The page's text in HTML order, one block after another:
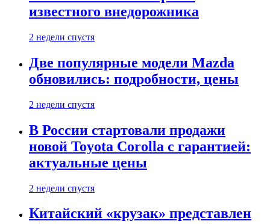
известного внедорожника
2 недели спустя
Две популярные модели Mazda
обновились: подробности, цены
2 недели спустя
В России стартовали продажи
новой Toyota Corolla с гарантией:
актуальные цены
2 недели спустя
Китайский «крузак» представлен